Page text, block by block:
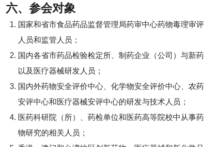
六、参会对象
国家和省市食品药品监督管理局药审中心药物毒理审评
人员和监管人员；
国内各省市药品检验检定所、制药企业（公司）与新药
以及医疗器械研发人员；
国内外药物安全评价中心、化学物安全评价中心、农药
安评中心和医疗器械安评中心的研发与技术人员；
医药科研院（所）、药检单位和医药高等院校中从事药
物研究的相关人员；